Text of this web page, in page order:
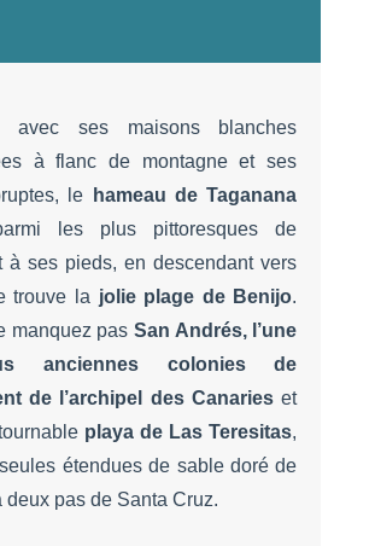
avec ses maisons blanches
à flanc de montagne et ses
le
hameau de Taganana
les plus pittoresques de
à ses pieds, en descendant vers
trouve la jolie plage de Benijo.
manquez pas San Andrés, l’une
anciennes colonies de
de l’archipel des Canarieset
playa de Las Teresitas,
seules étendues de sable doré de
deux pas de Santa Cruz.